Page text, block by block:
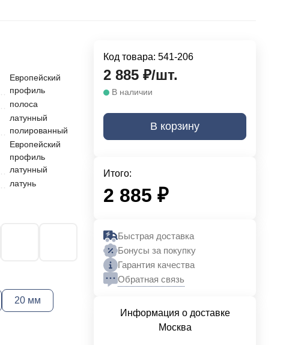
Европейский
профиль
полоса
латунный
полированный
Европейский
профиль
латунный
латунь
20 мм
Код товара:541-206
2 885 ₽/шт.
В наличии
В корзину
Итого:
2 885 ₽
Быстрая доставка
Бонусы за покупку
Гарантия качества
Обратная связь
Информация о доставке
Москва